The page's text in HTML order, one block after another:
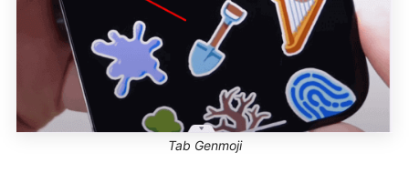
Tab Genmoji